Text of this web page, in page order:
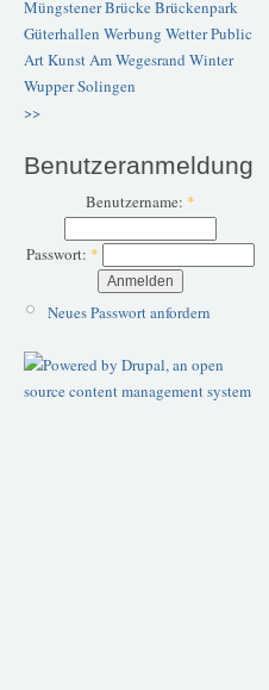
Müngstener BrückeBrückenpark
Güterhallen Werbung WetterPublic
ArtKunstAm Wegesrand Winter
WupperSolingen
>>
Benutzeranmeldung
Benutzername: *
Passwort: *
Neues Passwort anfordern